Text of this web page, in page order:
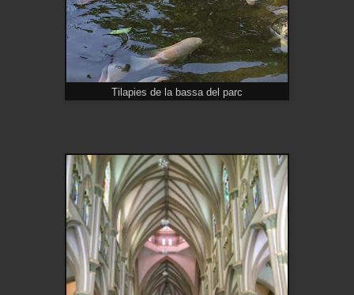
Tilapies de la bassa del parc